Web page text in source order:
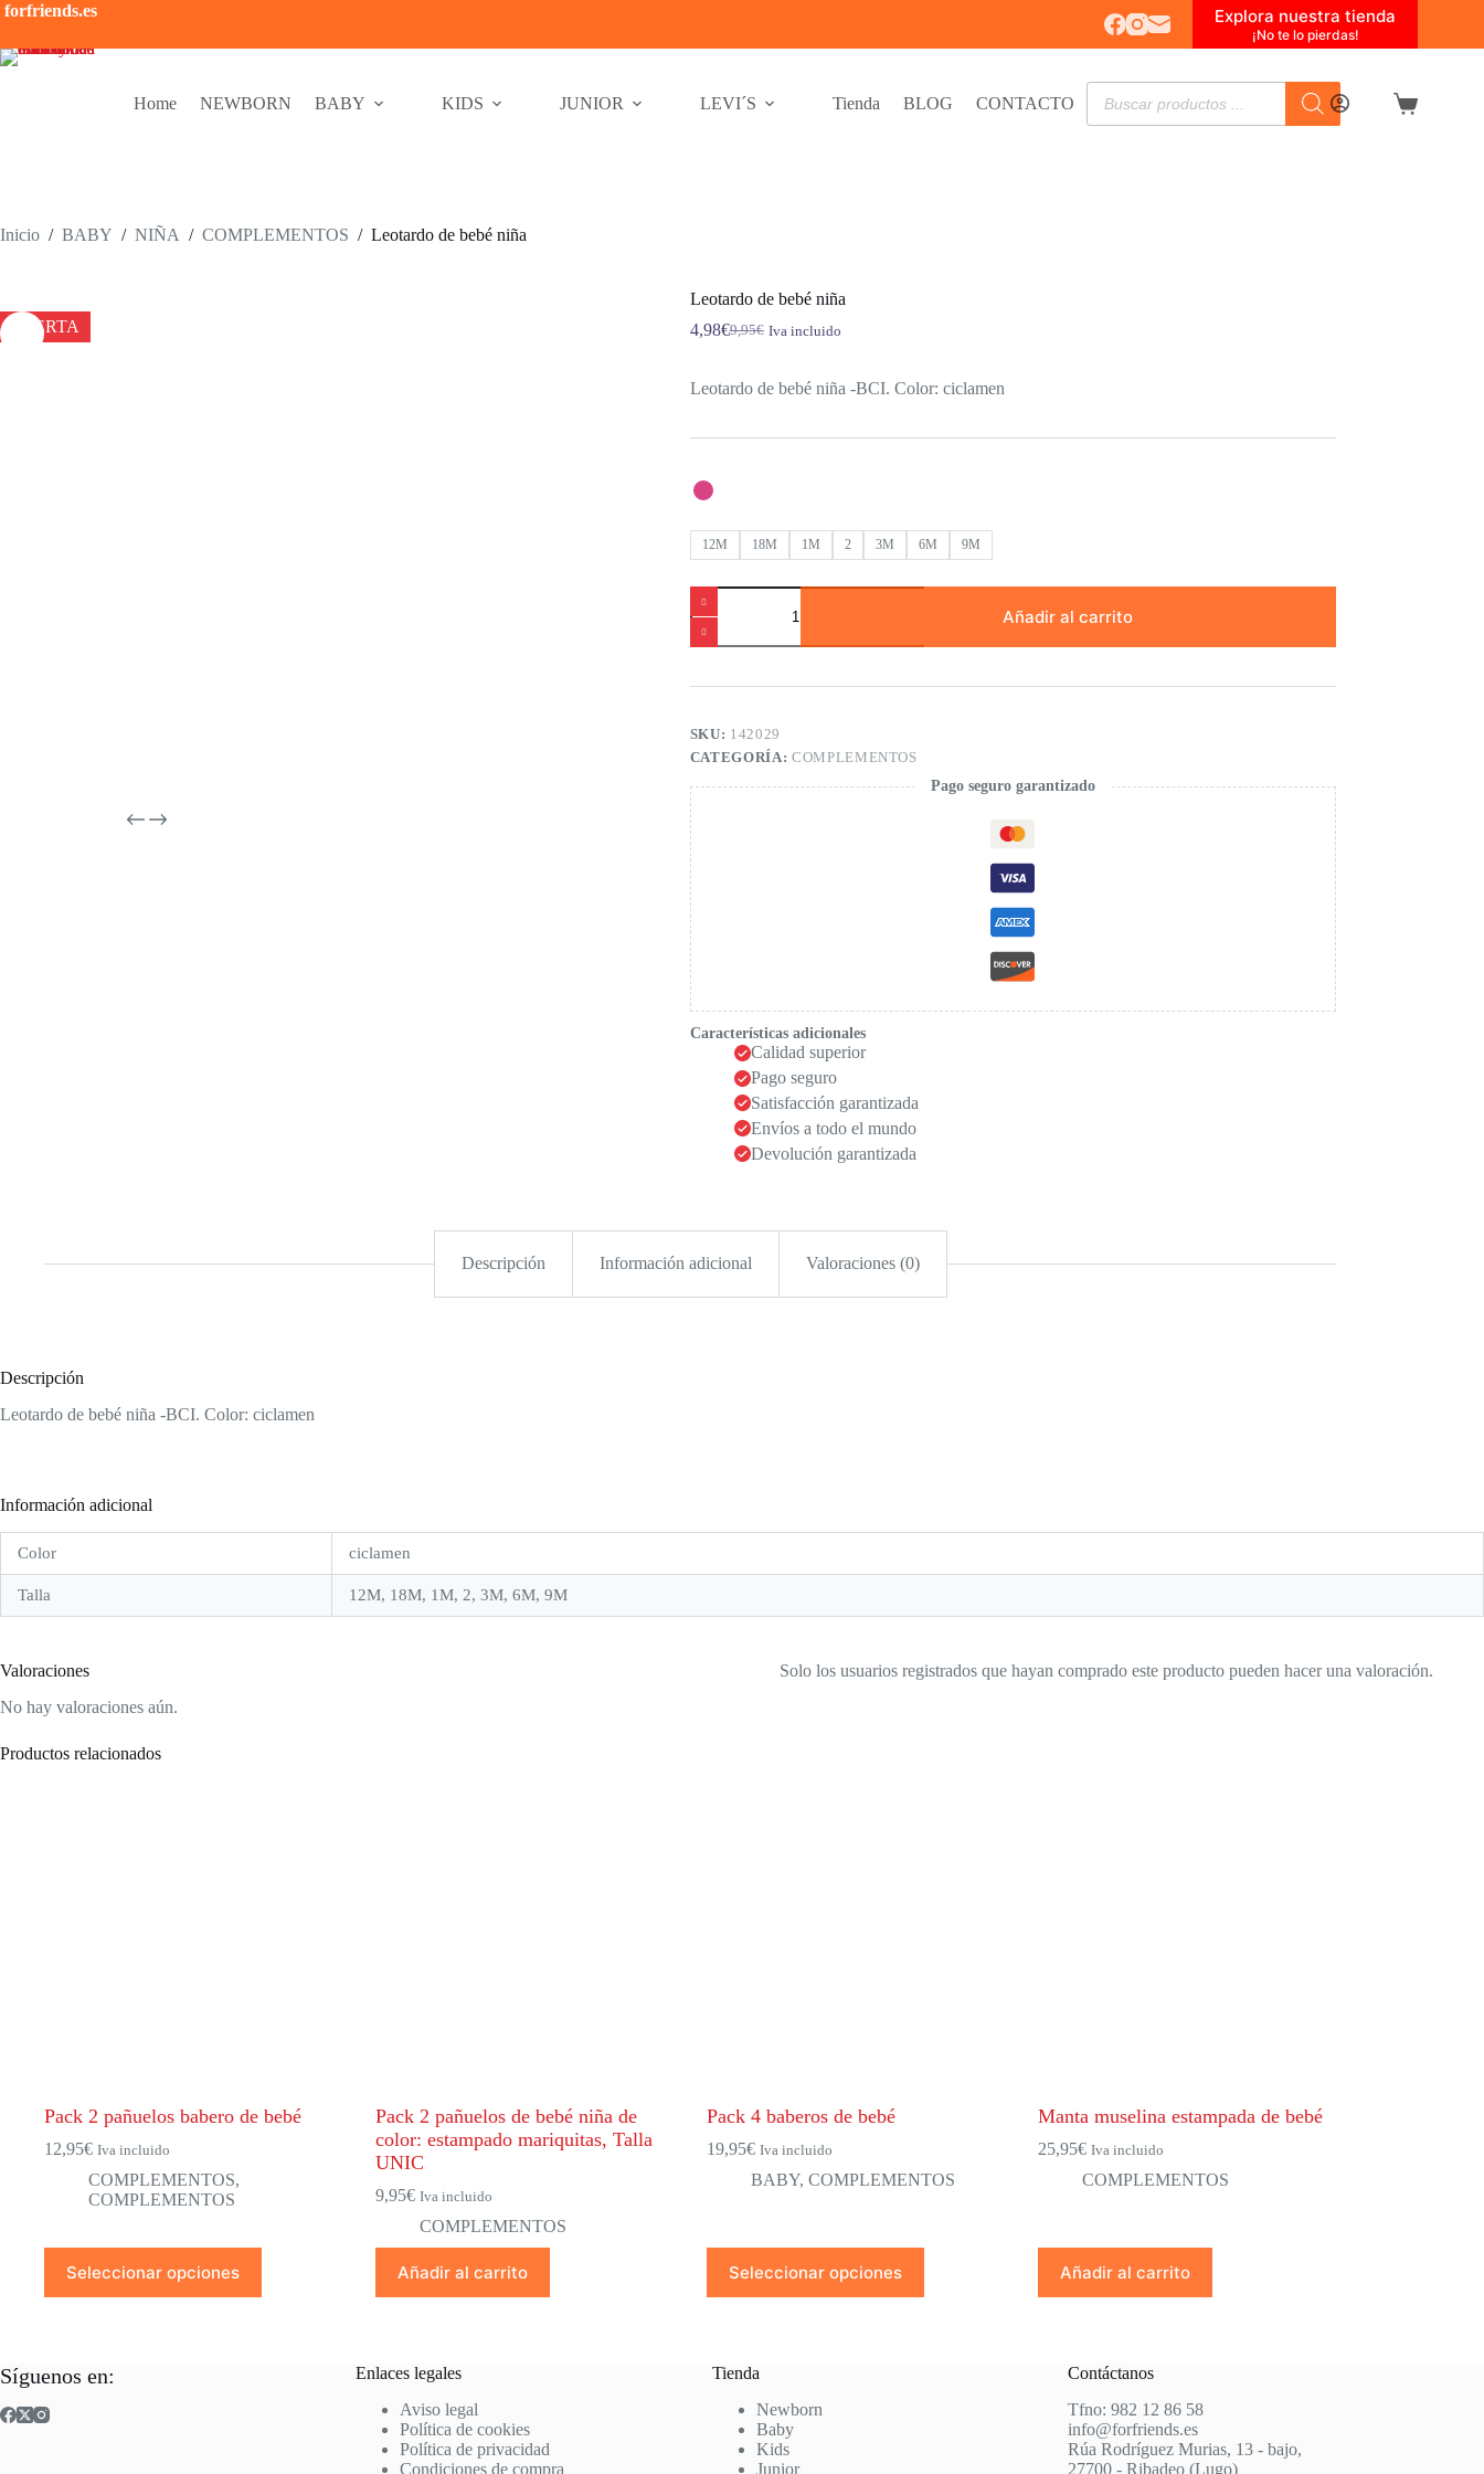
Saltar
contenido
forfriends.es Explora nuestra tienda
¡No te lo pierdas!
Home NEWBORN BABY KIDS JUNIOR LEVI´S Tienda BLOG CONTACTO
Búsqueda
productos
Carro
Inicio / BABY / NIÑA / COMPLEMENTOS / Leotardo de bebé niña
OFERTA
Leotardo de bebé niña
9,95€
El
original
era:
4,98€El
actual
es:
Iva incluido
Leotardo de bebé niña -BCI. Color: ciclamen
12M 18M 1M 2 3M 6M 9M
Leotardo
de
bebé
niña
Añadir al carrito
SKU: 142029
CATEGORÍA: COMPLEMENTOS
Pago seguro garantizado
Características adicionales
Calidad superior
Pago seguro
Satisfacción garantizada
Envíos a todo el mundo
Devolución garantizada
Descripción Información adicional Valoraciones (0)
Descripción
Leotardo de bebé niña -BCI. Color: ciclamen
Información adicional
Color ciclamen
Talla 12M, 18M, 1M, 2, 3M, 6M, 9M
Valoraciones
No hay valoraciones aún.
Solo los usuarios registrados que hayan comprado este producto pueden hacer una valoración.
Productos relacionados
Pack 2 pañuelos babero de bebé
12,95€ Iva incluido
COMPLEMENTOS,
COMPLEMENTOS
Seleccionar opciones
producto
tiene
opciones
pueden
Pack 2 pañuelos de bebé niña de
color: estampado mariquitas, Talla
UNIC
9,95€ Iva incluido
COMPLEMENTOS
Añadir al carrito
Pack 4 baberos de bebé
19,95€ Iva incluido
BABY, COMPLEMENTOS
Seleccionar opciones
producto
tiene
opciones
pueden
elegir
Manta muselina estampada de bebé
25,95€ Iva incluido
COMPLEMENTOS
Añadir al carrito
Síguenos en:
Enlaces legales
Aviso legal
Política de cookies
Política de privacidad
Condiciones de compra
Tienda
Newborn
Baby
Kids
Junior
Contáctanos
Tfno: 982 12 86 58
info@forfriends.es
Rúa Rodríguez Murias, 13 - bajo,
27700 - Ribadeo (Lugo)